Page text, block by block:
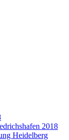
2018
Heidelberg